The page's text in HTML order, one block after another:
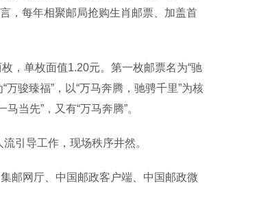
，每年相聚邮局抢购生肖邮票、加盖首
单枚面值1.20元。第一枚邮票名为“驰
骏臻福”，以“万马奔腾，驰骋千里”为核
当先”，又有“万马奔腾”。
引导工作，现场秩序井然。
网厅、中国邮政客户端、中国邮政微